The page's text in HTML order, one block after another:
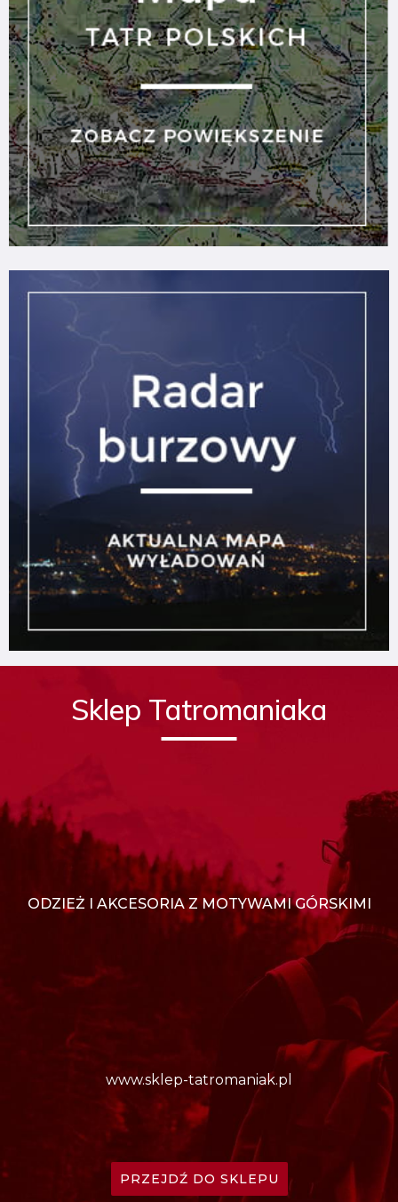
Sklep Tatromaniaka
ODZIEŻ I AKCESORIA Z MOTYWAMI GÓRSKIMI
www.sklep-tatromaniak.pl
PRZEJDŹ DO SKLEPU